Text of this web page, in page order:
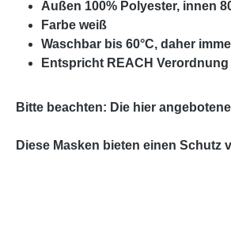
Außen 100% Polyester, innen
Farbe weiß
Waschbar bis 60°C, daher
Entspricht REACH Verordnung
Bitte beachten: Die hier
Diese Masken bieten einen